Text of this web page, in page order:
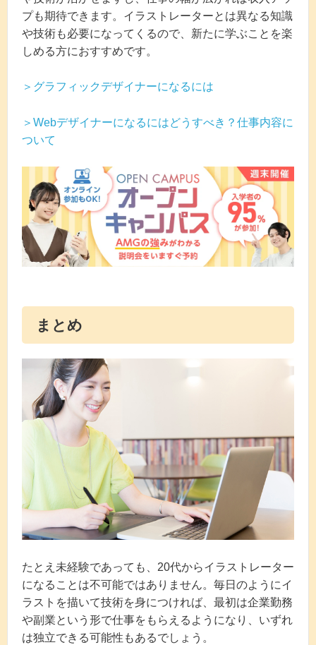
プも期待できます。イラストレーターとは異なる知識
や技術も必要になってくるので、新たに学ぶことを楽
しめる方におすすめです。
＞グラフィックデザイナーになるには
＞Webデザイナーになるにはどうすべき？仕事内容に
ついて
まとめ
たとえ未経験であっても、20代からイラストレーター
になることは不可能ではありません。毎日のようにイ
ラストを描いて技術を身につければ、最初は企業勤務
や副業という形で仕事をもらえるようになり、いずれ
は独立できる可能性もあるでしょう。